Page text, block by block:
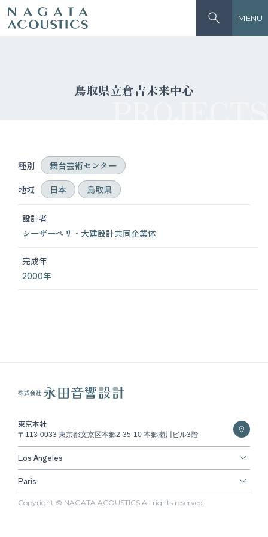
MENU
鳥取県立倉吉未来中心
PROJECTS
種別
舞台芸術センター
地域
日本 鳥取県
設計者
シーザーペリ・大建設計共同企業体
完成年
2000年
東京本社
〒113-0033 東京都文京区本郷2-35-10 本郷瀬川ビル3階
Los Angeles
Paris
Copyright © NAGATA ACOUSTICS All rights reserved.